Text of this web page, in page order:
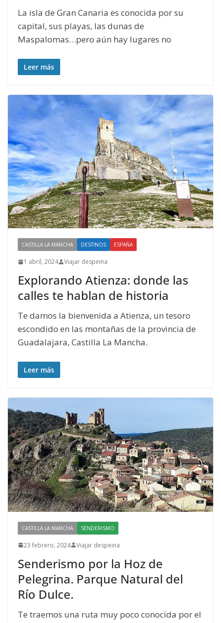
La isla de Gran Canaria es conocida por su
capital, sus playas, las dunas de
Maspalomas…pero aún hay lugares no
Leer más
CASTILLA LA MANCHA DESTINOS ESPAÑA
1 abril, 2024 Viajar despeina
Explorando Atienza: donde las
calles te hablan de historia
Te damos la bienvenida a Atienza, un tesoro
escondido en las montañas de la provincia de
Guadalajara, Castilla La Mancha.
Leer más
CASTILLA LA MANCHA SENDERISMO
23 febrero, 2024 Viajar despeina
Senderismo por la Hoz de
Pelegrina. Parque Natural del
Río Dulce.
Te traemos una ruta muy poco conocida por el